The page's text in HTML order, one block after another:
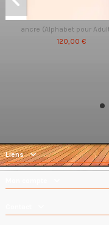
ancre (Alphabet pour
120,00 €
Liens